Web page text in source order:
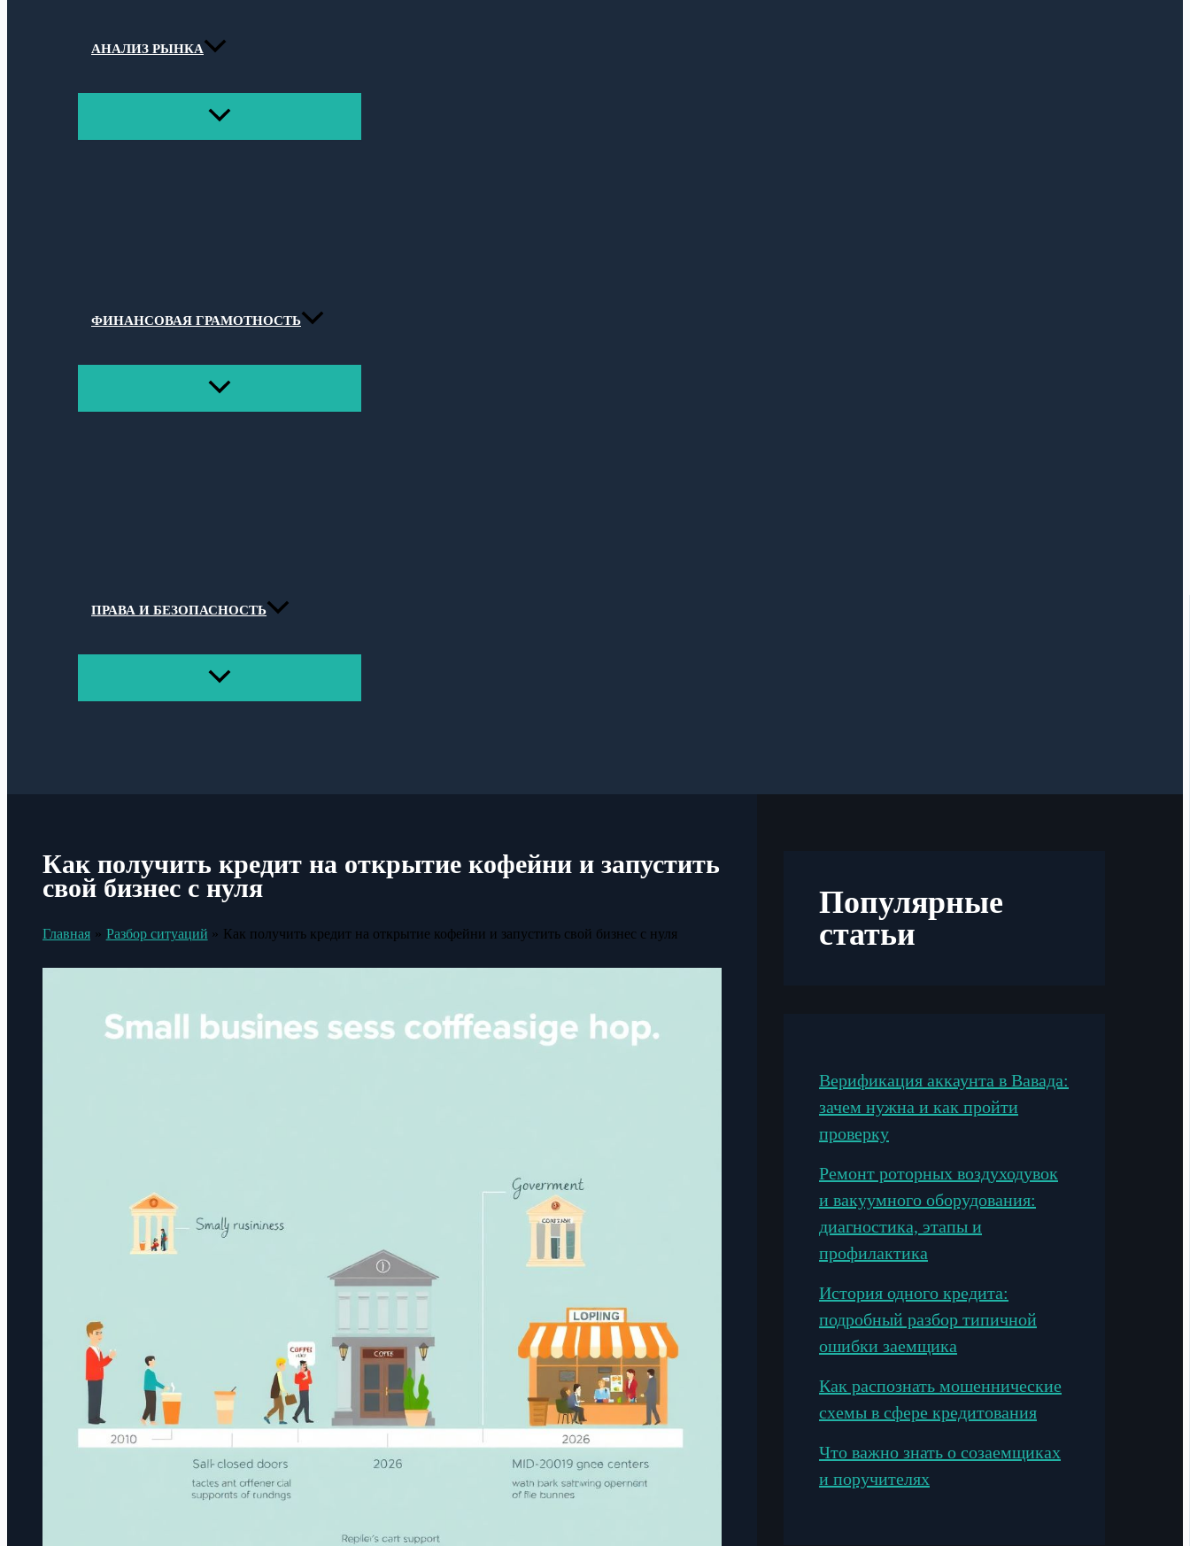
АНАЛИЗ РЫНКА
ПЕРЕКЛЮЧАТЕЛЬ
ФИНАНСОВАЯ ГРАМОТНОСТЬ
ПЕРЕКЛЮЧАТЕЛЬ
ПРАВА И БЕЗОПАСНОСТЬ
ПЕРЕКЛЮЧАТЕЛЬ
Как получить кредит на открытие кофейни и запустить
свой бизнес с нуля
Главная Разбор ситуаций Как получить кредит на открытие кофейни и запустить свой бизнес с нуля
Популярные
статьи
Верификация аккаунта в Вавада:
зачем нужна и как пройти
проверку
Ремонт роторных воздуходувок
и вакуумного оборудования:
диагностика, этапы и
профилактика
История одного кредита:
подробный разбор типичной
ошибки заемщика
Как распознать мошеннические
схемы в сфере кредитования
Что важно знать о созаемщиках
и поручителях